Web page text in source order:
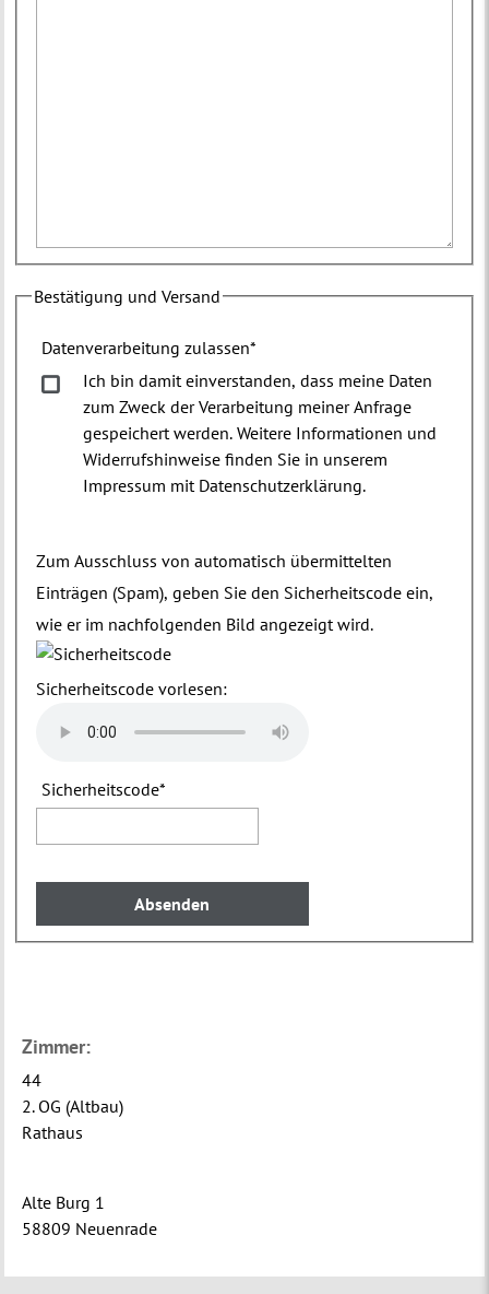
Bestätigung und Versand
Datenverarbeitung zulassen*
Ich bin damit einverstanden, dass meine Daten
zum Zweck der Verarbeitung meiner Anfrage
gespeichert werden. Weitere Informationen und
Widerrufshinweise finden Sie in unserem
Impressum mit Datenschutzerklärung.
Zum Ausschluss von automatisch übermittelten
Einträgen (Spam), geben Sie den Sicherheitscode ein,
wie er im nachfolgenden Bild angezeigt wird.
Sicherheitscode vorlesen:
Sicherheitscode*
Zimmer:
44
2. OG (Altbau)
Rathaus
Alte Burg 1
58809 Neuenrade